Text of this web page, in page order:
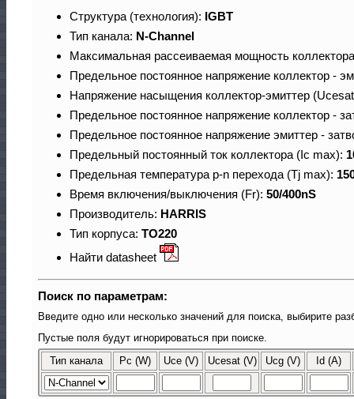
Структура (технология): IGBT
Тип канала: N-Channel
Максимальная рассеиваемая мощность
Предельное постоянное напряжение коллектор -
Напряжение насыщения коллектор-эмиттер
Предельное постоянное напряжение коллектор -
Предельное постоянное напряжение эмиттер -
Предельный постоянный ток коллектора (Ic max):
Предельная температура p-n перехода (Tj max):
Время включения/выключения (Fr): 50/400nS
Производитель: HARRIS
Тип корпуса: TO220
Найти datasheet
Поиск по параметрам:
Введите одно или несколько значений для поиска, выбирите
Пустые поля будут игнорироваться при поиске.
Тип канала Pc (W) Uce (V) Ucesat (V) Ucg (V) Id (A)